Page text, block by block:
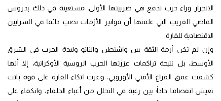
الانجرار وراء حرب تدفع هي ضريبتها الأولى، مستعينة في ذلك بدروس
الماضي القريب التي علمتها أن فواتير الأزمات تصب دائما في الشرايين
الاقتصادية للقارة.
وإن لم تكن أزمة الثقة بين واشنطن والناتو وليدة الحرب في الشرق
الأوسط، بل نتيجة تراكمات عززتها الحرب الروسية الأوكرانية، إلا أنها
كشفت عمق الفراغ الأمني الأوروبي، وعرت اتكاء القارة على قوة باتت
تعيش انفصاما حاداً؛ بين رغبة في التحلل من أعباء الحلفاء، وانكفاء على